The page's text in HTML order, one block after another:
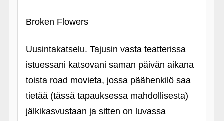
Broken Flowers
Uusintakatselu. Tajusin vasta teatterissa
istuessani katsovani saman päivän aikana
toista road movieta, jossa päähenkilö saa
tietää (tässä tapauksessa mahdollisesta)
jälkikasvustaan ja sitten on luvassa